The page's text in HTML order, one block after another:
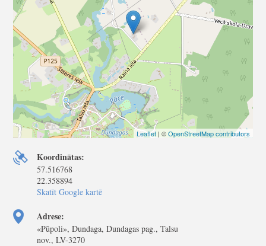
Leaflet| ©OpenStreetMap contributors
Koordinātas:
57.516768
22.358894
Skatīt Google kartē
Adrese:
«Pūpoli», Dundaga, Dundagas pag., Talsu
nov., LV-3270